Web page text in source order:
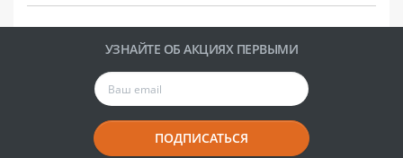
УЗНАЙТЕ ОБ АКЦИЯХ ПЕРВЫМИ
ПОДПИСАТЬСЯ